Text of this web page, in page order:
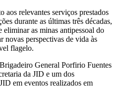
aos relevantes serviços prestados
durante as últimas três décadas,
as minas antipessoal do
novas perspectivas de vida às
flagelo.
General Porfirio Fuentes
da JID e um dos
em eventos realizados em